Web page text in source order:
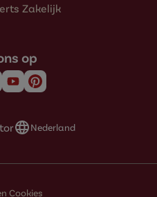
Zakelijk
op
Nederland
Cookies